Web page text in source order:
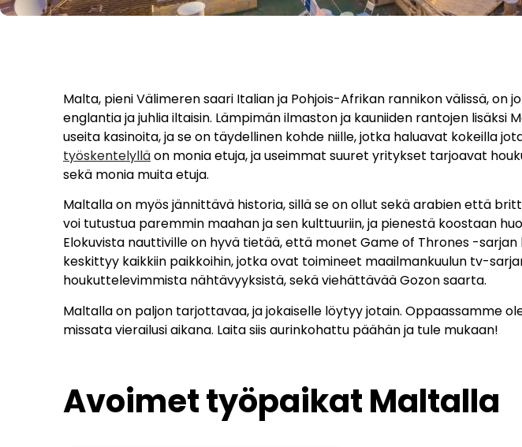
Malta, pieni Välimeren saari Italian ja Pohjois-Afrikan rannikon välissä,
englantia ja juhlia iltaisin. Lämpimän ilmaston ja kauniiden rantojen
useita kasinoita, ja se on täydellinen kohde niille, jotka haluavat kokeilla
työskentelylläon monia etuja, ja useimmat suuret yritykset tarjoavat
sekä monia muita etuja.
Maltalla on myös jännittävä historia, sillä se on ollut sekä arabien että
voi tutustua paremmin maahan ja sen kulttuuriin, ja pienestä koostaan
Elokuvista nauttiville on hyvä tietää, että monet Game of Thrones -
keskittyy kaikkiin paikkoihin, jotka ovat toimineet maailmankuulun tv-
houkuttelevimmista nähtävyyksistä, sekä viehättävää Gozon saarta.
Maltalla on paljon tarjottavaa, ja jokaiselle löytyy jotain. Oppaassamme
missata vierailusi aikana. Laita siis aurinkohattu päähän ja tule mukaan!
Avoimet työpaikat Maltalla